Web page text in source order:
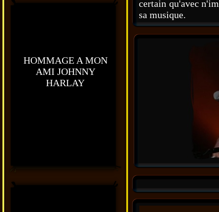
HOMMAGE A MON
AMI JOHNNY
HARLAY
certain qu'avec
sa musique.